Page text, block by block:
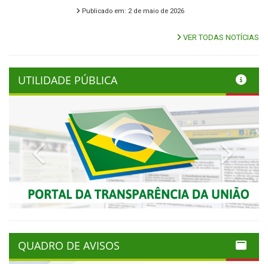
Publicado em: 2 de maio de 2026
VER TODAS NOTÍCIAS
UTILIDADE PÚBLICA
Previous Next
QUADRO DE AVISOS